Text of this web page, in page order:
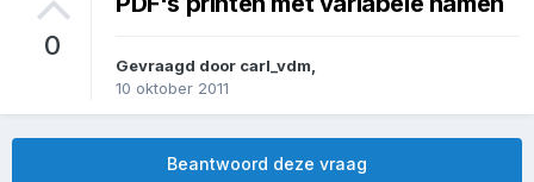
0
Gevraagd door carl_vdm
10 oktober 2011
Beantwoord deze vraag